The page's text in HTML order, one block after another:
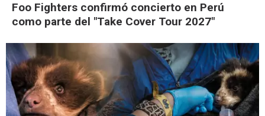
Foo Fighters confirmó concierto en Perú
como parte del "Take Cover Tour 2027"